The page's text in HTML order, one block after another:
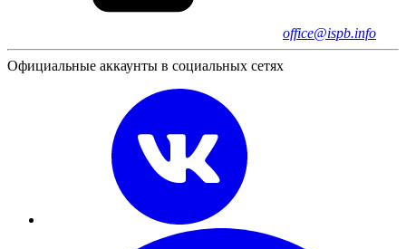
office@ispb.info
Официальные аккаунты в социальных сетях